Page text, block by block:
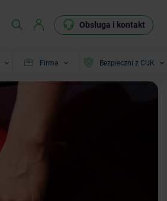
Obsługa i kontakt
Firma Bezpieczni z CUK